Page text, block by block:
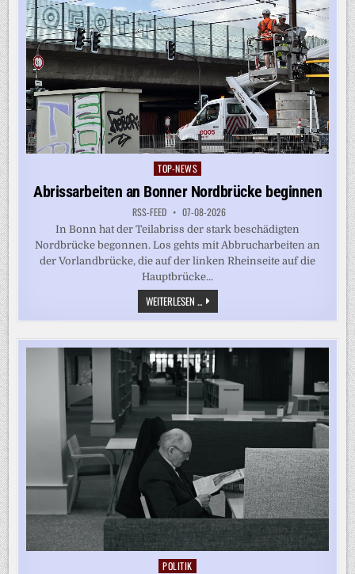
Posted
TOP-NEWS
Abrissarbeiten an Bonner Nordbrücke beginnen
RSS-FEED 07-08-2026
In Bonn hat der Teilabriss der stark beschädigten
Nordbrücke begonnen. Los gehts mit Abbrucharbeiten an
der Vorlandbrücke, die auf der linken Rheinseite auf die
Hauptbrücke...
WEITERLESEN ... ABRISSARBEITEN
AN
BONNER
BEGINNEN
Posted
POLITIK